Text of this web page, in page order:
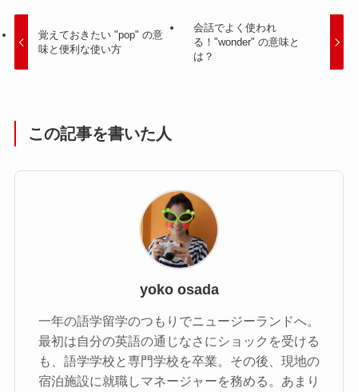
覚えておきたい "pop" の意
味と便利な使い方
会話でよく使われ
る！"wonder" の意味と
は？
この記事を書いた人
yoko osada
一年の語学留学のつもりでニュージーランドへ。
最初は自分の英語の通じなさにショックを受ける
も、語学学校と専門学校を卒業。その後、現地の
宿泊施設に就職しマネージャーを務める。あまり